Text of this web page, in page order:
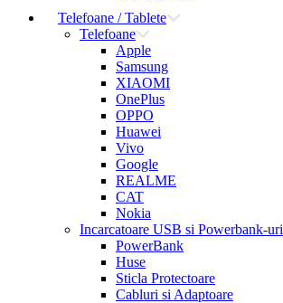
Telefoane / Tablete
Telefoane
Apple
Samsung
XIAOMI
OnePlus
OPPO
Huawei
Vivo
Google
REALME
CAT
Nokia
Incarcatoare USB si Powerbank-uri
PowerBank
Huse
Sticla Protectoare
Cabluri si Adaptoare